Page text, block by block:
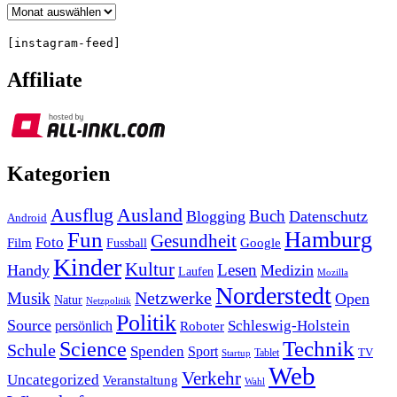
Archiv
[instagram-feed]
Affiliate
Kategorien
Android Ausflug Ausland Blogging Buch Datenschutz
Film Foto Fun Fussball Gesundheit Google Hamburg
Handy KinderKultur Laufen Lesen Medizin Mozilla
Musik Natur Netzpolitik NetzwerkeNorderstedt Open
Source persönlich Politik Roboter Schleswig-Holstein
Schule Science Spenden Sport Startup Tablet Technik TV
Uncategorized Veranstaltung Verkehr Wahl Web